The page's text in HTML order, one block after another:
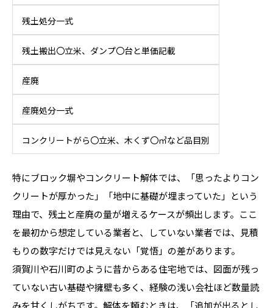
残土処分一式
残土搬出〇立米、ダンプ〇台と単価記載
産廃
産廃処分一式
コンクリートがら〇立米、木くず〇㎥など品目別
特にブロック塀やコンクリート解体では、「思ったよりコン
クリートが厚かった」「地中に基礎が埋まっていた」という
理由で、残土と産廃の量が増えるケースが頻出します。ここ
を最初から想定している業者と、していない業者では、見積
もりの数字だけでは見えない「覚悟」の差があります。
須賀川や石川町のように昔からある住宅地では、図面が残っ
ていない古い基礎や擁壁も多く、経験の浅い会社ほど数量読
みを甘くしがちです。解体を頼むときは、「追加が出るとし